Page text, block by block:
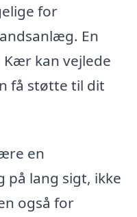
for
En
kan vejlede
få støtte til dit
en
på lang sigt, ikke
også for